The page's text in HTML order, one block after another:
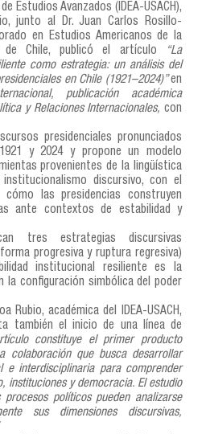
Estudios Avanzados (IDEA-USACH),
junto al Dr. Juan Carlos Rosillo-
en Estudios Americanos de la
de Chile, publicó el artículo
“La
como estrategia: un análisis del
en Chile (1921–2024)”en
publicación académica
y Relaciones Internacionales, con
presidenciales pronunciados
y 2024 y propone un modelo
provenientes de la lingüística
discursivo, con el
las presidencias construyen
ante contextos de estabilidad y
tres estrategias discursivas
progresiva y ruptura regresiva)
institucional resiliente es la
la configuración simbólica del poder
Rubio, académica del IDEA-USACH,
también el inicio de una línea de
constituye el primer producto
colaboración que busca desarrollar
e interdisciplinaria para comprender
instituciones y democracia. El estudio
políticos pueden analizarse
sus dimensiones discursivas,